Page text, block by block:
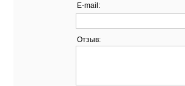
E-mail:
Отзыв: